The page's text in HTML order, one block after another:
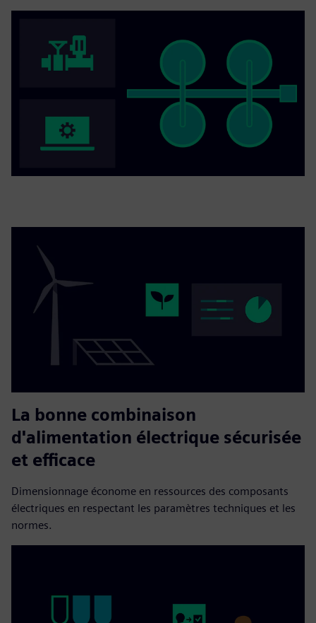
La bonne combinaison
d'alimentation électrique sécurisée
et efficace
Dimensionnage économe en ressources des composants
électriques en respectant les paramètres techniques et les
normes.